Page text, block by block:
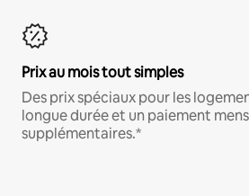
Prix au mois tout simples
Des prix spéciaux pour les
longue durée et un paiement
supplémentaires.*